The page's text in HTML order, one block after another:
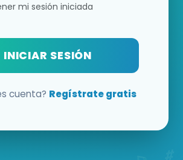
mi sesión iniciada
INICIAR SESIÓN
cuenta? Regístrate gratis